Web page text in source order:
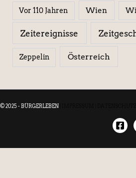
Vor 110 Jahren Wien
Zeitereignisse
Zeppelin Österreich
© 2025 - BÜRGERLEBEN